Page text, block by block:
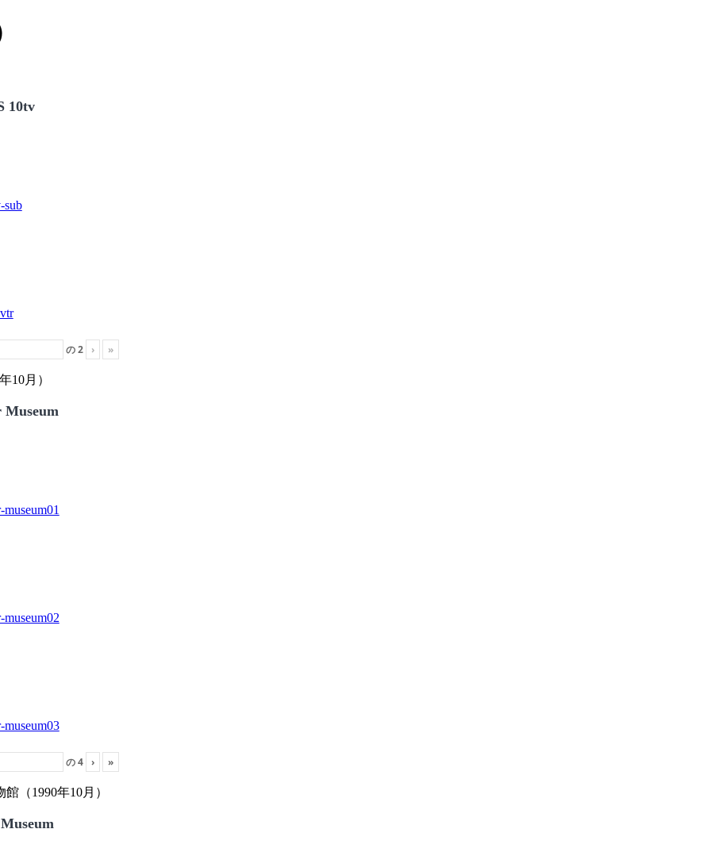
10tv
の2 › »
10月）
Museum
の4 › »
（1990年10月）